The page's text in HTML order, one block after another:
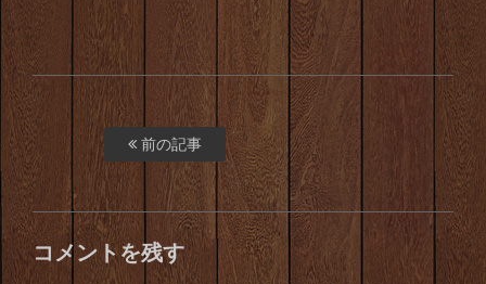
前の記事
コメントを残す